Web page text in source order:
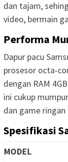
dan tajam,
video, bermain
Performa
Dapur pacu
prosesor octa-
dengan RAM
ini cukup
dan game ringan
Spesifikasi
MODEL